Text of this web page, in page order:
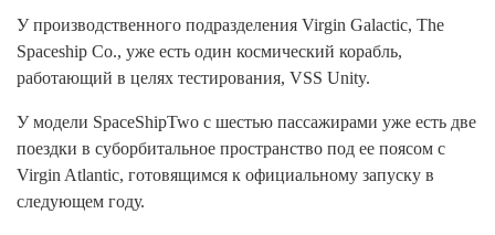
У производственного подразделения Virgin Galactic, The
Spaceship Co., уже есть один космический корабль,
работающий в целях тестирования, VSS Unity.
У модели SpaceShipTwo с шестью пассажирами уже есть две
поездки в суборбитальное пространство под ее поясом с
Virgin Atlantic, готовящимся к официальному запуску в
следующем году.